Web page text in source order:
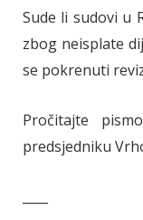
Sude li sudovi u
zbog neisplate
se pokrenuti
Pročitajte
predsjedniku